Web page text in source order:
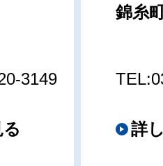
3149
錦糸
詳